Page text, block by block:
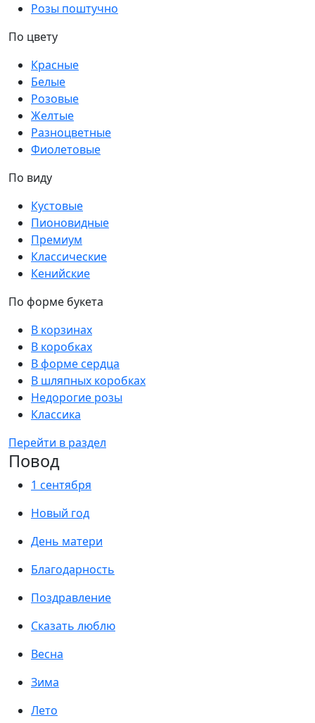
Розы поштучно
По цвету
Красные
Белые
Розовые
Желтые
Разноцветные
Фиолетовые
По виду
Кустовые
Пионовидные
Премиум
Классические
Кенийские
По форме букета
В корзинах
В коробках
В форме сердца
В шляпных коробках
Недорогие розы
Классика
Перейти в раздел
Повод
1 сентября
Новый год
День матери
Благодарность
Поздравление
Сказать люблю
Весна
Зима
Лето